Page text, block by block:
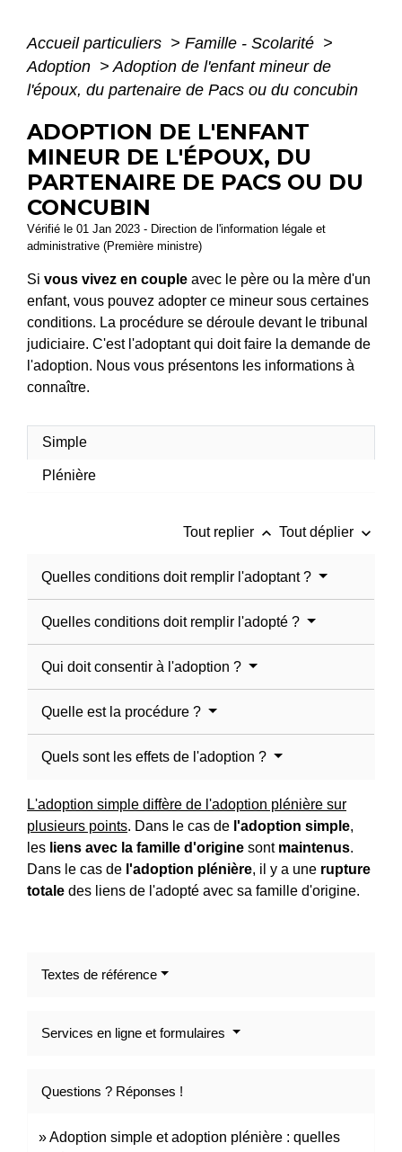
Accueil particuliers > Famille - Scolarité >
Adoption > Adoption de l'enfant mineur de
l'époux, du partenaire de Pacs ou du concubin
ADOPTION DE L'ENFANT
MINEUR DE L'ÉPOUX, DU
PARTENAIRE DE PACS OU DU
CONCUBIN
Vérifié le 01 Jan 2023 - Direction de l'information légale et
administrative (Première ministre)
Si vous vivez en couple avec le père ou la mère d'un
enfant, vous pouvez adopter ce mineur sous certaines
conditions. La procédure se déroule devant le tribunal
judiciaire. C'est l'adoptant qui doit faire la demande de
l'adoption. Nous vous présentons les informations à
connaître.
Simple
Plénière
Tout replier keyboard_arrow_up Tout déplier keyboard_arrow_down
Quelles conditions doit remplir l'adoptant ?
Quelles conditions doit remplir l'adopté ?
Qui doit consentir à l'adoption ?
Quelle est la procédure ?
Quels sont les effets de l'adoption ?
L'adoption simple diffère de l'adoption plénière sur
plusieurs points. Dans le cas de l'adoption simple,
les liens avec la famille d'origine sont maintenus.
Dans le cas de l'adoption plénière, il y a une rupture
totale des liens de l'adopté avec sa famille d'origine.
Textes de référence
Services en ligne et formulaires
Questions ? Réponses !
Adoption simple et adoption plénière : quelles